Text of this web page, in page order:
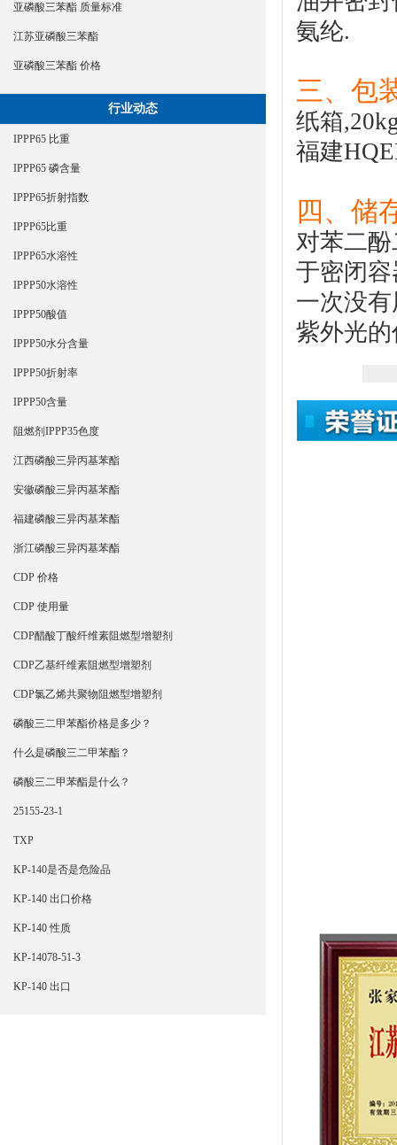
亚磷酸三苯酯 质量标准
江苏亚磷酸三苯酯
亚磷酸三苯酯 价格
行业动态
IPPP65 比重
IPPP65 磷含量
IPPP65折射指数
IPPP65比重
IPPP65水溶性
IPPP50水溶性
IPPP50酸值
IPPP50水分含量
IPPP50折射率
IPPP50含量
阻燃剂IPPP35色度
江西磷酸三异丙基苯酯
安徽磷酸三异丙基苯酯
福建磷酸三异丙基苯酯
浙江磷酸三异丙基苯酯
CDP 价格
CDP 使用量
CDP醋酸丁酸纤维素阻燃型增塑剂
CDP乙基纤维素阻燃型增塑剂
CDP氯乙烯共聚物阻燃型增塑剂
磷酸三二甲苯酯价格是多少？
什么是磷酸三二甲苯酯？
磷酸三二甲苯酯是什么？
25155-23-1
TXP
KP-140是否是危险品
KP-140 出口价格
KP-140 性质
KP-14078-51-3
KP-140 出口
氨纶.
三、包
纸箱
福建
四、储
对苯二
于密闭
一次没
紫外光